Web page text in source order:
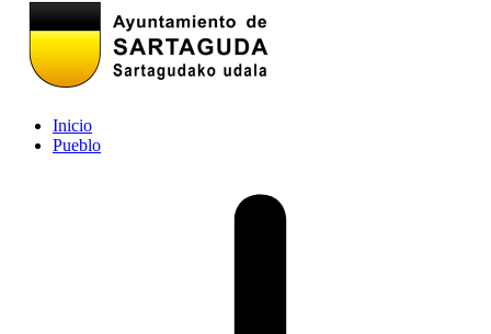
Inicio
Pueblo